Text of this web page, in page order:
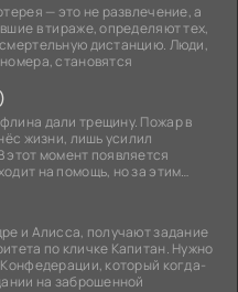
— это не развлечение, а
в тираже, определяют тех,
дистанцию. Люди,
становятся
дали трещину. Пожар в
жизни, лишь усилил
момент появляется
на помощь, но за этим
и Алисса, получают задание
по кличке Капитан. Нужно
который когда-
на заброшенной